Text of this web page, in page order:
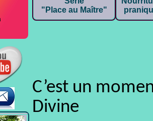
"Place au Maître"
C’est un
Divine